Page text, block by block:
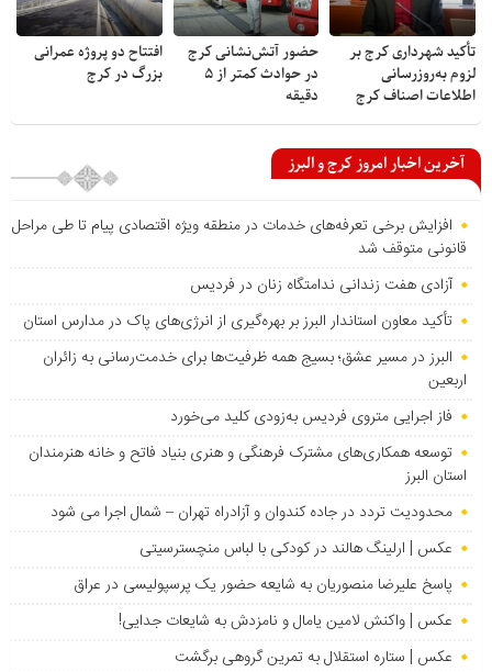
تأکید شهرداری کرج بر
لزوم به‌روزرسانی
اطلاعات اصناف کرج
حضور آتش‌نشانی کرج
در حوادث کمتر از ۵
دقیقه
افتتاح دو پروژه عمرانی
بزرگ در کرج
آخرین اخبار امروز کرج و البرز
افزایش برخی تعرفه‌های خدمات در منطقه ویژه اقتصادی پیام تا طی مراحل
قانونی متوقف شد
آزادی هفت زندانی ندامتگاه زنان در فردیس
تأکید معاون استاندار البرز بر بهره‌گیری از انرژی‌های پاک در مدارس استان
البرز در مسیر عشق؛ بسیج همه ظرفیت‌ها برای خدمت‌رسانی به زائران
اربعین
فاز اجرایی متروی فردیس به‌زودی کلید می‌خورد
توسعه همکاری‌های مشترک فرهنگی و هنری بنیاد فاتح و خانه هنرمندان
استان البرز
محدودیت تردد در جاده کندوان و آزادراه تهران – شمال اجرا می شود
عکس | ارلینگ هالند در کودکی با لباس منچسترسیتی
پاسخ علیرضا منصوریان به شایعه حضور یک پرسپولیسی در عراق
عکس | واکنش لامین یامال و نامزدش به شایعات جدایی!
عکس | ستاره استقلال به تمرین گروهی برگشت